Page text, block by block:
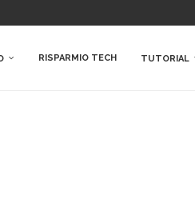
RISPARMIO TECH TUTORIAL